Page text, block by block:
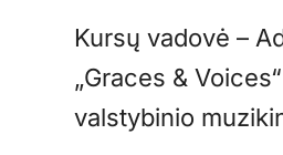
Kursų vadovė –
„Graces &
valstybinio